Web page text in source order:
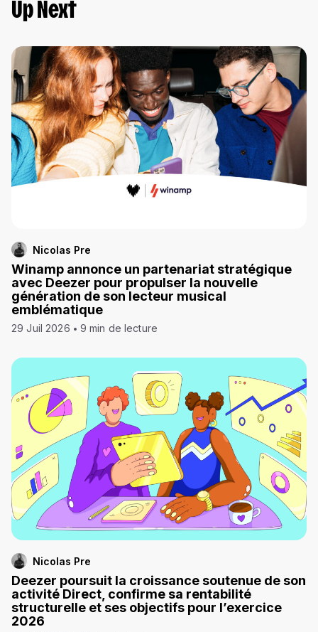
Up Next
Nicolas Pre
Winamp annonce un partenariat stratégique
avec Deezer pour propulser la nouvelle
génération de son lecteur musical
emblématique
29 Juil 2026 9 min de lecture
Nicolas Pre
Deezer poursuit la croissance soutenue de son
activité Direct, confirme sa rentabilité
structurelle et ses objectifs pour l’exercice
2026